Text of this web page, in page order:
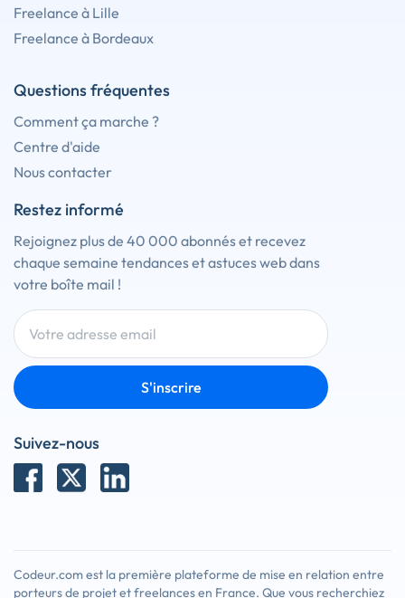
Freelance à Lille
Freelance à Bordeaux
Questions fréquentes
Comment ça marche ?
Centre d'aide
Nous contacter
Restez informé
Rejoignez plus de 40 000 abonnés et recevez
chaque semaine tendances et astuces web dans
votre boîte mail !
S'inscrire
Suivez-nous
Codeur.com est la première plateforme de mise en relation entre
porteurs de projet et freelances en France. Que vous recherchiez